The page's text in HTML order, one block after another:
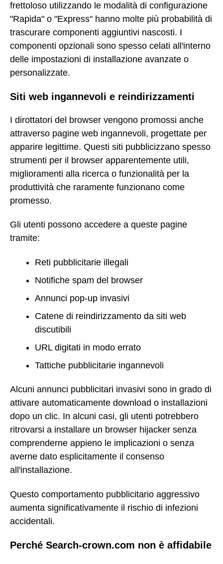
frettoloso utilizzando le modalità di configurazione
"Rapida" o "Express" hanno molte più probabilità di
trascurare componenti aggiuntivi nascosti. I
componenti opzionali sono spesso celati all'interno
delle impostazioni di installazione avanzate o
personalizzate.
Siti web ingannevoli e reindirizzamenti
I dirottatori del browser vengono promossi anche
attraverso pagine web ingannevoli, progettate per
apparire legittime. Questi siti pubblicizzano spesso
strumenti per il browser apparentemente utili,
miglioramenti alla ricerca o funzionalità per la
produttività che raramente funzionano come
promesso.
Gli utenti possono accedere a queste pagine
tramite:
Reti pubblicitarie illegali
Notifiche spam del browser
Annunci pop-up invasivi
Catene di reindirizzamento da siti web
discutibili
URL digitati in modo errato
Tattiche pubblicitarie ingannevoli
Alcuni annunci pubblicitari invasivi sono in grado di
attivare automaticamente download o installazioni
dopo un clic. In alcuni casi, gli utenti potrebbero
ritrovarsi a installare un browser hijacker senza
comprenderne appieno le implicazioni o senza
averne dato esplicitamente il consenso
all'installazione.
Questo comportamento pubblicitario aggressivo
aumenta significativamente il rischio di infezioni
accidentali.
Perché Search-crown.com non è affidabile